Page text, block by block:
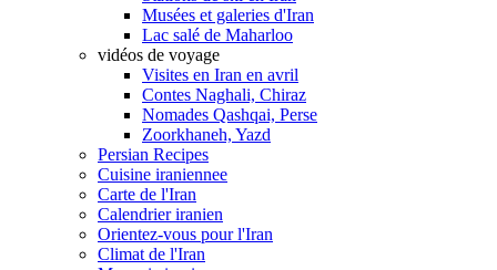
Musées et galeries d'Iran
Lac salé de Maharloo
vidéos de voyage
Visites en Iran en avril
Contes Naghali, Chiraz
Nomades Qashqai, Perse
Zoorkhaneh, Yazd
Persian Recipes
Cuisine iraniennee
Carte de l'Iran
Calendrier iranien
Orientez-vous pour l'Iran
Climat de l'Iran